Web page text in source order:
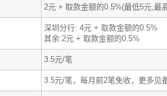
2元 + 取款金额的0.5%(最低5元,最
深圳分行: 4元 + 取款金额的0.5%
其余:2元 + 取款金额的0.5%
3.5元/笔
3.5元/笔，每月前2笔免收，更多见